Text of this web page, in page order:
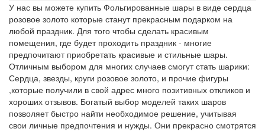
У нас вы можете купить Фольгированные шары в виде сердца
розовое золото которые станут прекрасным подарком на
любой праздник. Для того чтобы сделать красивым
помещения, где будет проходить праздник - многие
предпочитают приобретать красивые и стильные шары.
Отличным выбором для многих случаев смогут стать шарики:
Сердца, звезды, круги розовое золото, и прочие фигуры
,которые получили в свой адрес много позитивных откликов и
хороших отзывов. Богатый выбор моделей таких шаров
позволяет быстро найти необходимое решение, учитывая
свои личные предпочтения и нужды. Они прекрасно смотрятся